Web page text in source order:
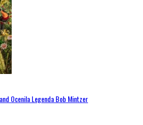
Ocenila Legenda Bob Mintzer